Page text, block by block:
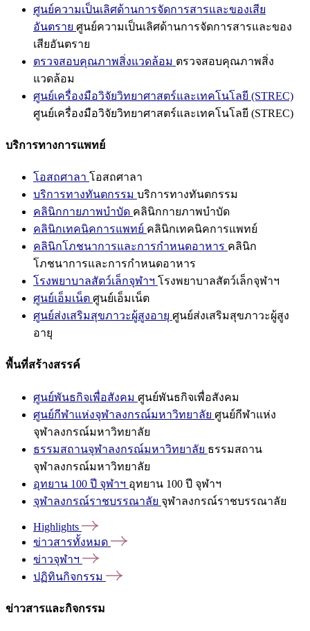
ศูนย์ความเป็นเลิศด้านการจัดการสารและของเสีย
อันตราย ศูนย์ความเป็นเลิศด้านการจัดการสารและของ
เสียอันตราย
ตรวจสอบคุณภาพสิ่งแวดล้อม ตรวจสอบคุณภาพสิ่ง
แวดล้อม
ศูนย์เครื่องมือวิจัยวิทยาศาสตร์และเทคโนโลยี (STREC)
ศูนย์เครื่องมือวิจัยวิทยาศาสตร์และเทคโนโลยี (STREC)
บริการทางการแพทย์
โอสถศาลา โอสถศาลา
บริการทางทันตกรรม บริการทางทันตกรรม
คลินิกกายภาพบำบัด คลินิกกายภาพบำบัด
คลินิกเทคนิคการแพทย์ คลินิกเทคนิคการแพทย์
คลินิกโภชนาการและการกำหนดอาหาร คลินิก
โภชนาการและการกำหนดอาหาร
โรงพยาบาลสัตว์เล็กจุฬาฯ โรงพยาบาลสัตว์เล็กจุฬาฯ
ศูนย์เอ็มเน็ต ศูนย์เอ็มเน็ต
ศูนย์ส่งเสริมสุขภาวะผู้สูงอายุ ศูนย์ส่งเสริมสุขภาวะผู้สูง
อายุ
พื้นที่สร้างสรรค์
ศูนย์พันธกิจเพื่อสังคม ศูนย์พันธกิจเพื่อสังคม
ศูนย์กีฬาแห่งจุฬาลงกรณ์มหาวิทยาลัย ศูนย์กีฬาแห่ง
จุฬาลงกรณ์มหาวิทยาลัย
ธรรมสถานจุฬาลงกรณ์มหาวิทยาลัย ธรรมสถาน
จุฬาลงกรณ์มหาวิทยาลัย
อุทยาน 100 ปี จุฬาฯ อุทยาน 100 ปี จุฬาฯ
จุฬาลงกรณ์ราชบรรณาลัย จุฬาลงกรณ์ราชบรรณาลัย
Highlights
ข่าวสารทั้งหมด
ข่าวจุฬาฯ
ปฏิทินกิจกรรม
ข่าวสารและกิจกรรม